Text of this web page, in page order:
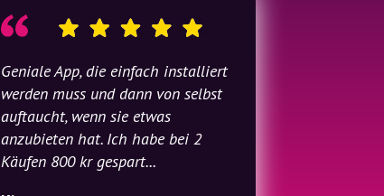
Geniale App, die einfach installiert
werden muss und dann von selbst
auftaucht, wenn sie etwas
anzubieten hat. Ich habe bei 2
Käufen 800 kr gespart...